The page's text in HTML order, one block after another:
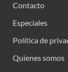
Contacto
Especiales
Política de
Quienes somos